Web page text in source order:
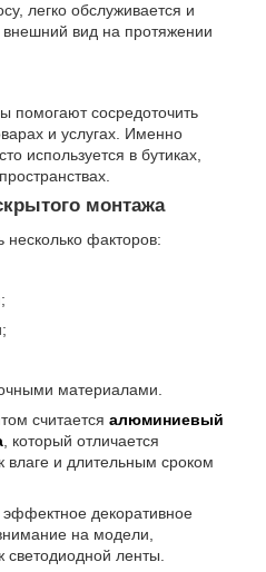
легко обслуживается и
вид на протяжении
помогают сосредоточить
и услугах. Именно
используется в бутиках,
монтажа
факторов:
материалами.
считается алюминиевый
, который отличается
влаге и длительным сроком
декоративное
на модели,
ленты.